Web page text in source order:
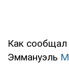
Как сообщал
Эммануэль